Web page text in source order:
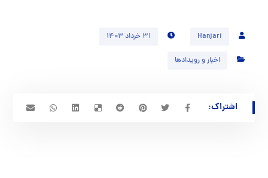
Hanjari ۳۱ خرداد ۱۴۰۳
اخبار و رویدادها